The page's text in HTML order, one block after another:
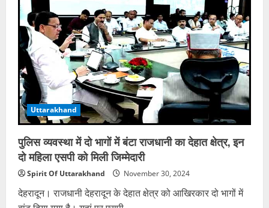
सबसे
बड़ी
खामी,
जिसने
बनाया
इसे
खूनी
मार्ग…
तो
बच
जातीं
तीन
डॉक्टर
सहित
पांच
जानें
Uttarakhand
पुलिस व्यवस्था में दो भागों में बंटा राजधानी का देहात क्षेत्र, इन
दो महिला एसपी को मिली जिम्मेदारी
Spirit Of Uttarakhand November 30, 2024
देहरादून। राजधानी देहरादून के देहात क्षेत्र को आखिरकार दो भागों में